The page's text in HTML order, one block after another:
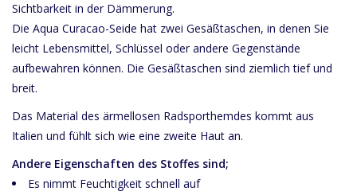
Sichtbarkeit in der Dämmerung.
Die Aqua Curacao-Seide hat zwei Gesäßtaschen, in denen Sie
leicht Lebensmittel, Schlüssel oder andere Gegenstände
aufbewahren können. Die Gesäßtaschen sind ziemlich tief und
breit.
Das Material des ärmellosen Radsporthemdes kommt aus
Italien und fühlt sich wie eine zweite Haut an.
Andere Eigenschaften des Stoffes sind;
Es nimmt Feuchtigkeit schnell auf